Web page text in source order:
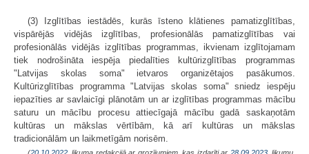
(3) Izglītības iestādēs, kurās īsteno klātienes pamatizglītības,
vispārējās vidējās izglītības, profesionālās pamatizglītības vai
profesionālās vidējās izglītības programmas, ikvienam izglītojamam
tiek nodrošināta iespēja piedalīties kultūrizglītības programmas
"Latvijas skolas soma" ietvaros organizētajos pasākumos.
Kultūrizglītības programma "Latvijas skolas soma" sniedz iespēju
iepazīties ar savlaicīgi plānotām un ar izglītības programmas mācību
saturu un mācību procesu attiecīgajā mācību gadā saskaņotām
kultūras un mākslas vērtībām, kā arī kultūras un mākslas
tradicionālām un laikmetīgām norisēm.